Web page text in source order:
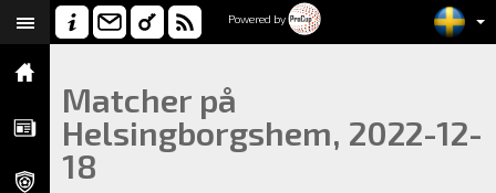
Powered by
Matcher på
Helsingborgshem, 2022-12-
18